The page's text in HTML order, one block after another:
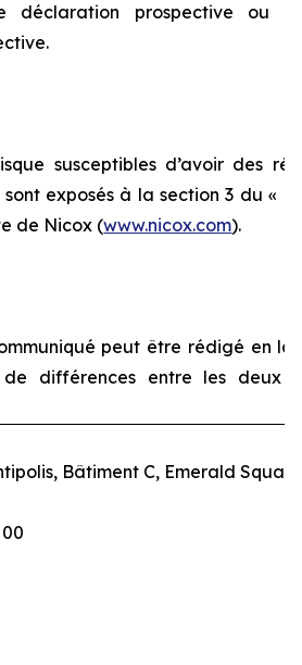
déclaration prospective ou
susceptibles d’avoir des
exposés à la section 3 du «
de Nicox (www.nicox.com).
peut être rédigé en
différences entre les deux
Bâtiment C, Emerald